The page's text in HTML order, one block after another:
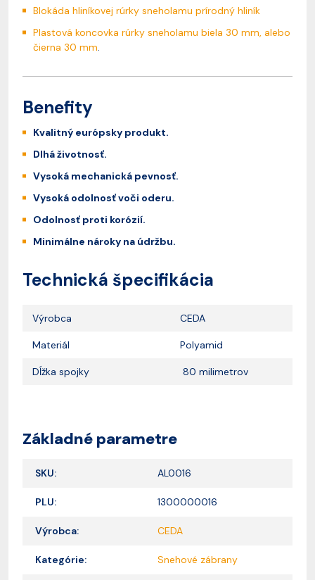
Blokáda hliníkovej rúrky sneholamu prírodný hliník
Plastová koncovka rúrky sneholamu biela 30 mm, alebo
čierna 30 mm.
Benefity
Kvalitný európsky produkt.
Dlhá životnosť.
Vysoká mechanická pevnosť.
Vysoká odolnosť voči oderu.
Odolnosť proti korózií.
Minimálne nároky na údržbu.
Technická špecifikácia
Výrobca CEDA
Materiál Polyamid
Dĺžka spojky 80 milimetrov
Základné parametre
SKU: AL0016
PLU: 1300000016
Výrobca: CEDA
Kategórie: Snehové zábrany